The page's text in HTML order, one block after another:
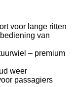
voor lange ritten
van
– premium
weer
passagiers